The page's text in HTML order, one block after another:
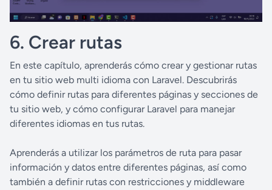
6. Crear rutas
En este capítulo, aprenderás cómo crear y gestionar rutas
en tu sitio web multi idioma con Laravel. Descubrirás
cómo definir rutas para diferentes páginas y secciones de
tu sitio web, y cómo configurar Laravel para manejar
diferentes idiomas en tus rutas.
Aprenderás a utilizar los parámetros de ruta para pasar
información y datos entre diferentes páginas, así como
también a definir rutas con restricciones y middleware